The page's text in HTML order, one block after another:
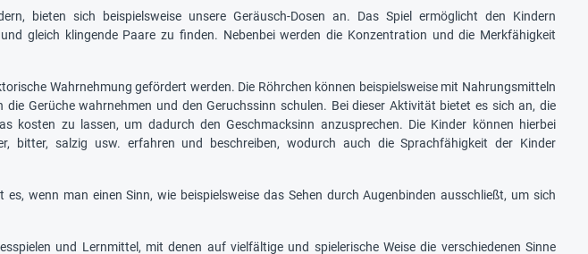
bieten sich beispielsweise unsere Geräusch-Dosen an. Das Spiel ermöglicht den Kindern
gleich klingende Paare zu finden. Nebenbei werden die Konzentration und die Merkfähigkeit
Wahrnehmung gefördert werden. Die Röhrchen können beispielsweise mit Nahrungsmitteln
Gerüche wahrnehmen und den Geruchssinn schulen. Bei dieser Aktivität bietet es sich an, die
kosten zu lassen, um dadurch den Geschmacksinn anzusprechen. Die Kinder können hierbei
bitter, salzig usw. erfahren und beschreiben, wodurch auch die Sprachfähigkeit der Kinder
wenn man einen Sinn, wie beispielsweise das Sehen durch Augenbinden ausschließt, um sich
und Lernmittel, mit denen auf vielfältige und spielerische Weise die verschiedenen Sinne